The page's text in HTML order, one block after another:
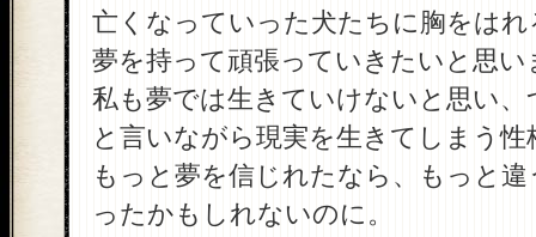
亡くなっていった犬たちに胸をは
夢を持って頑張っていきたいと思い
私も夢では生きていけないと思い、
と言いながら現実を生きてしまう性
もっと夢を信じれたなら、もっと違
ったかもしれないのに。